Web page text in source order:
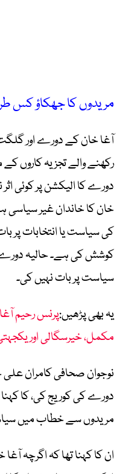
مریدوں کا جھکاؤ کس
آغا خان کے دورے اور
رکھنے والے تجزیہ کاروں
دورے کا الیکشن پر کوئی اثر
خان کا خاندان غیر
کی سیاست یا انتخابات پر
کوشش کی ہے۔ حالیہ دورے
سیاست پر بات نہیں کی۔
یہ بھی پڑھیں:پرنس رحیم
مکمل، خیرسگالی اور
نوجوان صحافی کامران
دورے کی کوریج کی، کا
مریدوں سے خطاب میں
ان کا کہنا تھا کہ اگرچہ